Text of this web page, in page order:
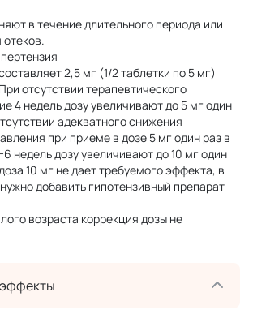
в течение длительного периода или
2,5 мг (1/2 таблетки по 5 мг)
отсутствии терапевтического
4 недель дозу увеличивают до 5 мг один
адекватного снижения
при приеме в дозе 5 мг один раз в
недель дозу увеличивают до 10 мг один
10 мг не дает требуемого эффекта, в
добавить гипотензивный препарат
возраста коррекция дозы не